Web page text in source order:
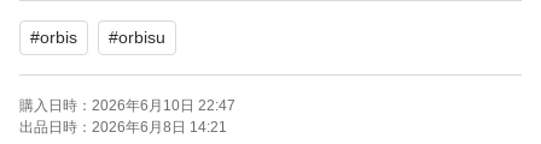
#orbis #orbisu
購入日時： 2026年6月10日 22:47
出品日時： 2026年6月8日 14:21